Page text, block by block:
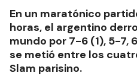
En un maratónico
horas, el argentino
mundo por 7-6 (1), 5-7,
se metió entre los
Slam parisino.